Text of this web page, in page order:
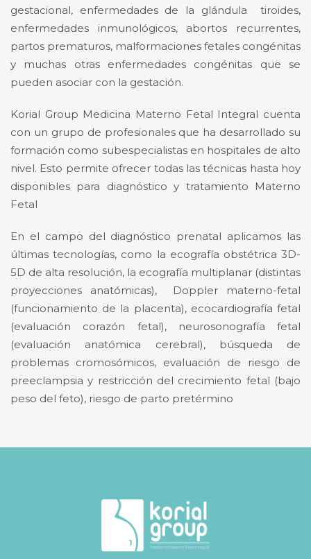
gestacional, enfermedades de la glándula tiroides,
enfermedades inmunológicos, abortos recurrentes,
partos prematuros, malformaciones fetales congénitas
y muchas otras enfermedades congénitas que se
pueden asociar con la gestación.
Korial Group Medicina Materno Fetal Integral cuenta
con un grupo de profesionales que ha desarrollado su
formación como subespecialistas en hospitales de alto
nivel. Esto permite ofrecer todas las técnicas hasta hoy
disponibles para diagnóstico y tratamiento Materno
Fetal
En el campo del diagnóstico prenatal aplicamos las
últimas tecnologías, como la ecografía obstétrica 3D-
5D de alta resolución, la ecografía multiplanar (distintas
proyecciones anatómicas), Doppler materno-fetal
(funcionamiento de la placenta), ecocardiografía fetal
(evaluación corazón fetal), neurosonografía fetal
(evaluación anatómica cerebral), búsqueda de
problemas cromosómicos, evaluación de riesgo de
preeclampsia y restricción del crecimiento fetal (bajo
peso del feto), riesgo de parto pretérmino